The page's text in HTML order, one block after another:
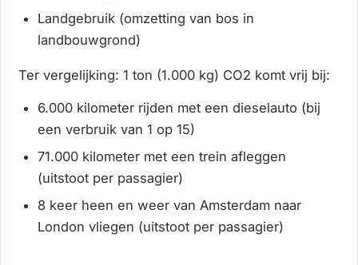
Landgebruik (omzetting van bos in
landbouwgrond)
Ter vergelijking: 1 ton (1.000 kg) CO2 komt vrij bij:
6.000 kilometer rijden met een dieselauto (bij
een verbruik van 1 op 15)
71.000 kilometer met een trein afleggen
(uitstoot per passagier)
8 keer heen en weer van Amsterdam naar
London vliegen (uitstoot per passagier)